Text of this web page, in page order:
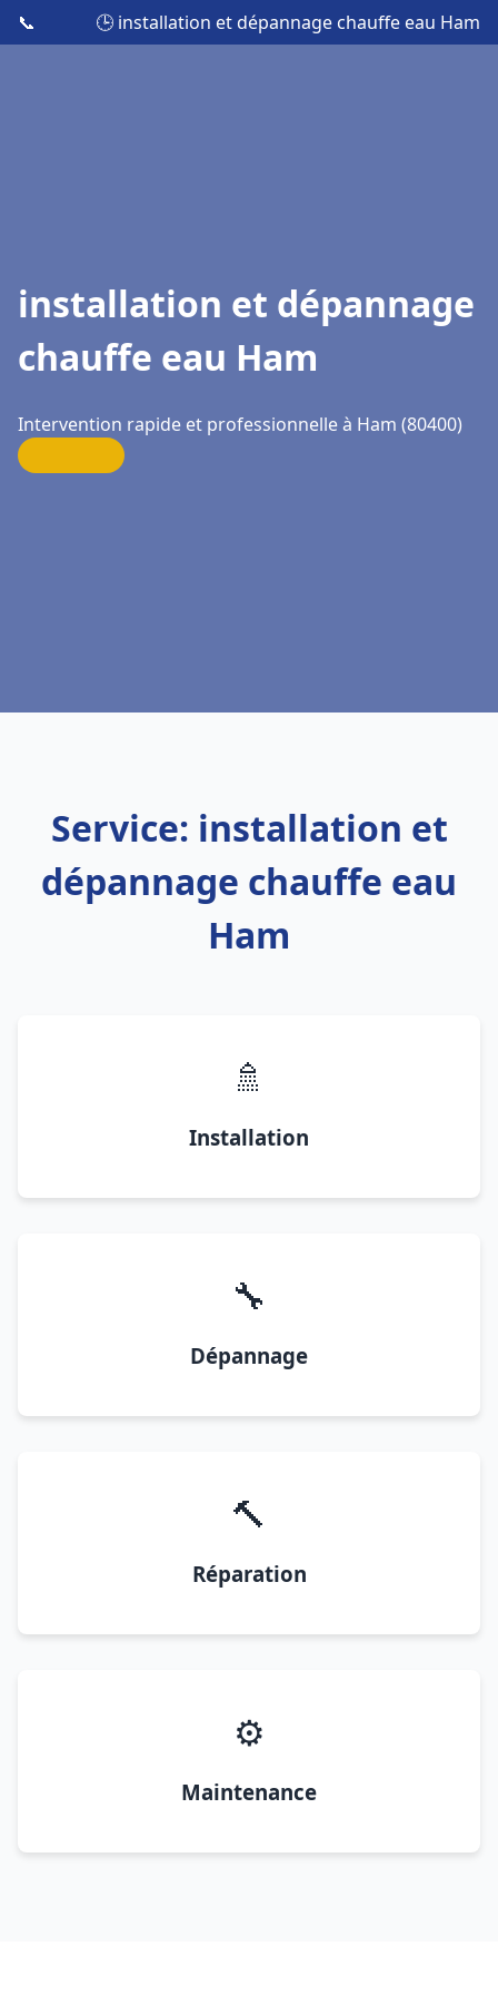
📞 🕒 installation et dépannage chauffe eau Ham
installation et dépannage
chauffe eau Ham
Intervention rapide et professionnelle à Ham (80400)
Service: installation et
dépannage chauffe eau
Ham
🚿
Installation
🔧
Dépannage
🔨
Réparation
⚙️
Maintenance